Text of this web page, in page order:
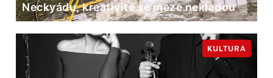
Neckyádu, kreativitě se meze nekladou
KULTURA